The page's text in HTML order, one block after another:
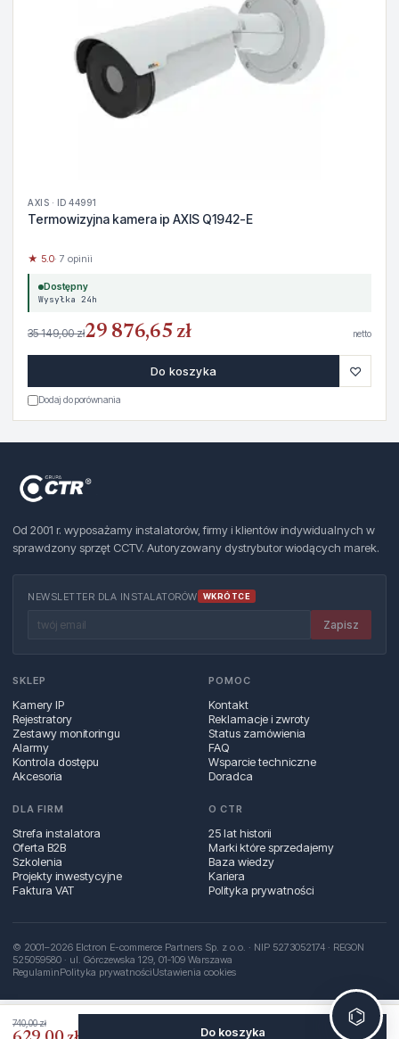
740,00 zł
Do koszyka
AXIS · ID 44991
Termowizyjna kamera ip AXIS Q1942-E
★ 5.0· 7 opinii
Dostępny
Wysyłka 24h
35 149,00 zł29 876,65 zł netto
Do koszyka ♡
Dodaj do porównania
Od 2001 r. wyposażamy instalatorów, firmy i klientów indywidualnych w
sprawdzony sprzęt CCTV. Autoryzowany dystrybutor wiodących marek.
NEWSLETTER DLA INSTALATORÓW WKRÓTCE
Zapisz
SKLEP
Kamery IP
Rejestratory
Zestawy monitoringu
Alarmy
Kontrola dostępu
Akcesoria
POMOC
Kontakt
Reklamacje i zwroty
Status zamówienia
FAQ
Wsparcie techniczne
Doradca
DLA FIRM
Strefa instalatora
Oferta B2B
Szkolenia
Projekty inwestycyjne
Faktura VAT
O CTR
25 lat historii
Marki które sprzedajemy
Baza wiedzy
Kariera
Polityka prywatności
© 2001–2026 Elctron E-commerce Partners Sp. z o.o. · NIP 5273052174 · REGON
525059580 · ul. Górczewska 129, 01‑109 Warszawa
RegulaminPolityka prywatnościUstawienia cookies
⌬